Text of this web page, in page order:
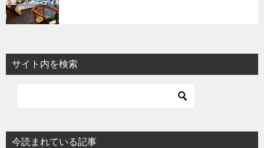
サイト内を検索
今読まれている記事